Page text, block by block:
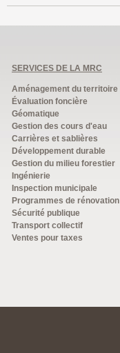
SERVICES DE LA MRC
Aménagement du territoire
Évaluation foncière
Géomatique
Gestion des cours d'eau
Carrières et sablières
Développement durable
Gestion du milieu forestier
Ingénierie
Inspection municipale
Programmes de rénovation
Sécurité publique
Transport collectif
Ventes pour taxes